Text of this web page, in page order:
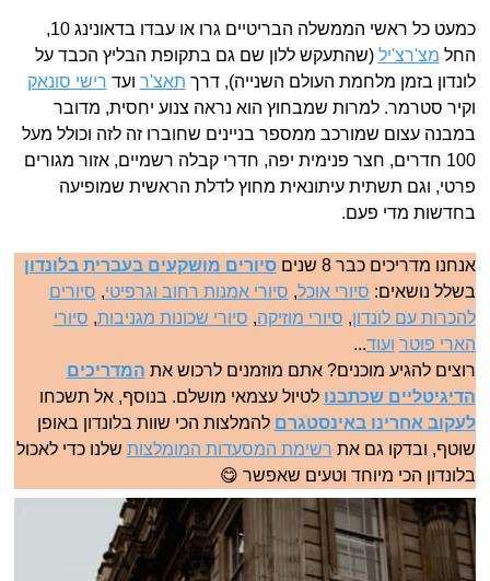
כמעט כל ראשי הממשלה הבריטיים גרו או עבדו בדאונינג 10,
החל מצ'רצ'יל (שהתעקש ללון שם גם בתקופת הבליץ הכבד על
לונדון בזמן מלחמת העולם השנייה), דרך תאצ'ר ועד רישי סונאק
וקיר סטרמר. למרות שמבחוץ הוא נראה צנוע יחסית, מדובר
במבנה עצום שמורכב ממספר בניינים שחוברו זה לזה וכולל מעל
100 חדרים, חצר פנימית יפה, חדרי קבלה רשמיים, אזור מגורים
פרטי, וגם תשתית עיתונאית מחוץ לדלת הראשית שמופיעה
בחדשות מדי פעם.
אנחנו מדריכים כבר 8 שנים
סיורים מושקעים בעברית בלונדון
בשלל נושאים: סיורי אוכל, סיורי אמנות רחוב וגרפיטי, סיורים
להכרות עם לונדון, סיורי מוזיקה, סיורי שכונות מגניבות, סיורי
הארי פוטר ועוד...
רוצים להגיע מוכנים? אתם מוזמנים לרכוש את המדריכים
הדיגיטליים שכתבנו לטיול עצמאי מושלם. בנוסף, אל תשכחו
לעקוב אחרינו באינסטגרם להמלצות הכי שוות בלונדון באופן
שוטף, ובדקו גם את רשימת המסעדות המומלצות שלנו כדי לאכול
בלונדון הכי מיוחד וטעים שאפשר 😋